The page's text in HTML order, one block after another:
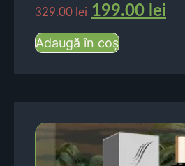
329.00lei 199.00 lei
Adaugă în coș